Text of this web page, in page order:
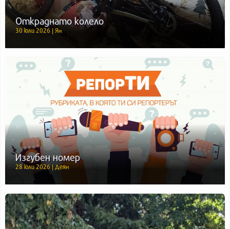
Откраднато колело
30 юли 2026 | Ян
Изгубен номер
28 юли 2026 | Деян